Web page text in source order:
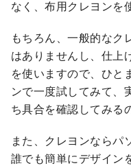
なく、布用クレヨンを
もちろん、一般的なク
はありませんし、仕上
を使いますので、ひと
ンで一度試してみて、
ち具合を確認してみる
また、クレヨンならパ
誰でも簡単にデザイン